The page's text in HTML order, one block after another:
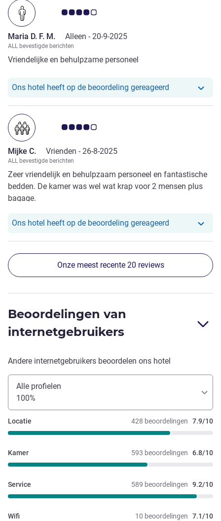
Avis-klantbeoordeling 4.0/5
Maria D. F. M. Alleen - 20-9-2025
ALL bevestigde berichten
Vriendelijke en behulpzame personeel
Ons hotel heeft op de beoordeling gereageerd Ons hotel
Avis-klantbeoordeling 4.0/5
Mijke C. Vrienden - 26-8-2025
ALL bevestigde berichten
Zeer vriendelijk en behulpzaam personeel en fantastische
bedden. De kamer was wel wat krap voor 2 mensen plus
bagage.
Ons hotel heeft op de beoordeling gereageerd Ons hotel
Onze meest recente 20 reviews
Beoordelingen van
internetgebruikers
Andere internetgebruikers beoordelen ons hotel
Alle profielen
100%
428 beoordelingen 7.9/10
Locatie
593 beoordelingen 6.8/10
Kamer
589 beoordelingen 9.2/10
Service
10 beoordelingen 7.1/10
Wifi